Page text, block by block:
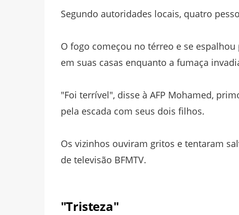
Segundo autoridades locais, quatro
O fogo começou no térreo e se
em suas casas enquanto a fumaça
"Foi terrível", disse à AFP Mohamed,
pela escada com seus dois filhos.
Os vizinhos ouviram gritos e tentaram
de televisão BFMTV.
"Tristeza"